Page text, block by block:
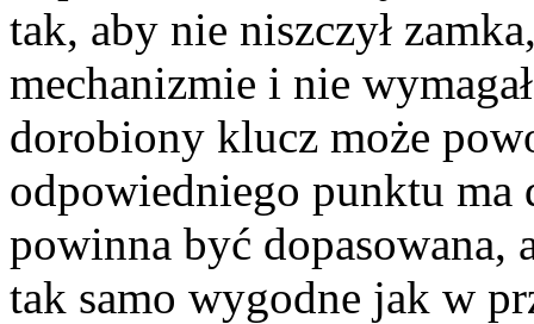
tak, aby nie niszczył
mechanizmie i nie
dorobiony klucz może
odpowiedniego punktu ma
powinna być
tak samo wygodne jak w